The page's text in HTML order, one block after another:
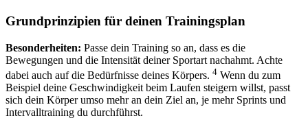
Grundprinzipien für deinen Trainingsplan
Besonderheiten: Passe dein Training so an, dass es die
Bewegungen und die Intensität deiner Sportart nachahmt. Achte
dabei auch auf die Bedürfnisse deines Körpers. 4 Wenn du zum
Beispiel deine Geschwindigkeit beim Laufen steigern willst, passt
sich dein Körper umso mehr an dein Ziel an, je mehr Sprints und
Intervalltraining du durchführst.